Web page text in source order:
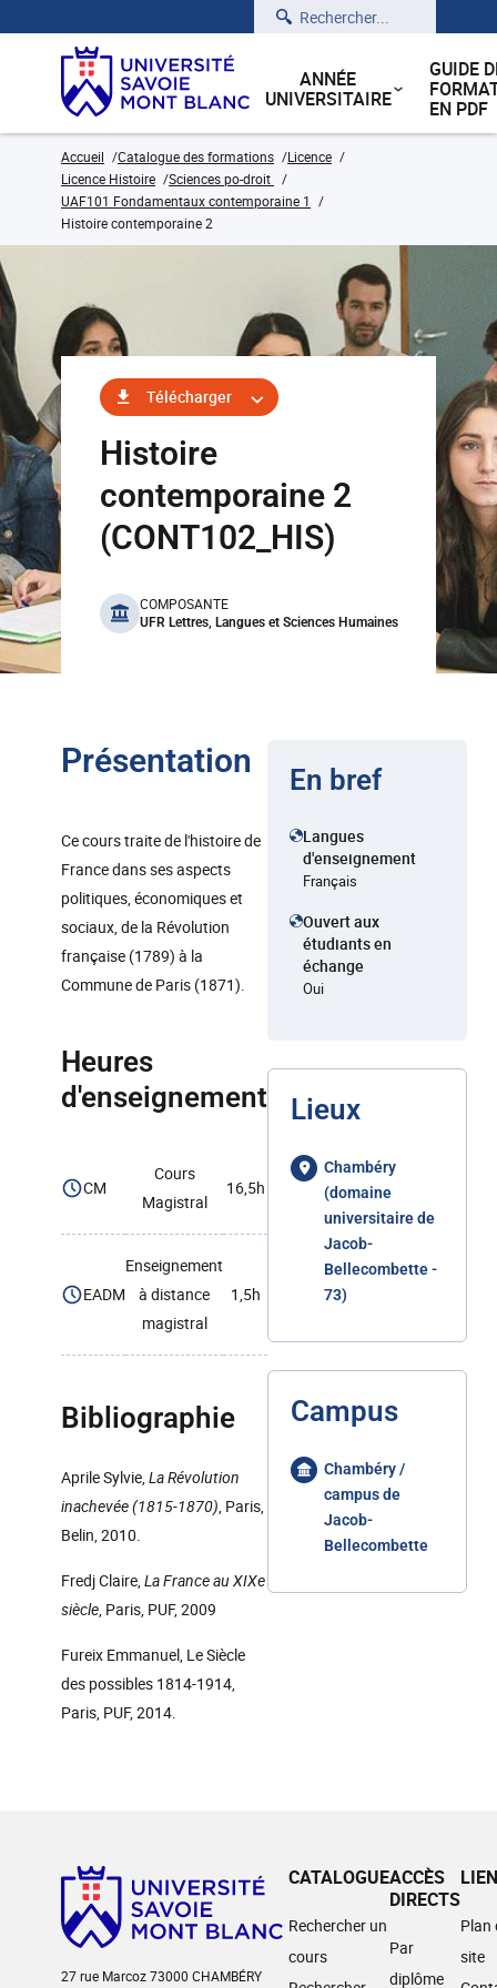
Rechercher
ANNÉE
UNIVERSITAIRE
GUIDE
EN PDF
Accueil Catalogue des formations
Licence
Licence Histoire
Sciences po-droit
UAF101 Fondamentaux contemporaine 1
Histoire contemporaine 2
Télécharger
Histoire
contemporaine 2
(CONT102_HIS)
benefits
COMPOSANTE
UFR Lettres, Langues et Sciences Humaines
Présentation
Ce cours traite de l'histoire de
France dans ses aspects
politiques, économiques et
sociaux, de la Révolution
française (1789) à la
Commune de Paris (1871).
Heures
d'enseignement
CM
Cours
Magistral
16,5h
EADM
Enseignement
à distance
magistral
1,5h
Bibliographie
Aprile Sylvie,La Révolution
inachevée (1815-1870), Paris,
Belin, 2010.
Fredj Claire,La France au XIXe
siècle, Paris, PUF, 2009
Fureix Emmanuel, Le Siècle
des possibles 1814-1914,
Paris, PUF, 2014.
En bref
Langues
d'enseignement
Français
Ouvert aux
étudiants en
échange
Oui
Lieux
Chambéry
(domaine
universitaire de
Jacob-
Bellecombette -
73)
Campus
Chambéry /
campus de
Jacob-
Bellecombette
27 rue Marcoz 73000 CHAMBÉRY
CATALOGUE
Rechercher un
cours
ACCÈS
DIRECTS
Par
diplôme
Plan
site